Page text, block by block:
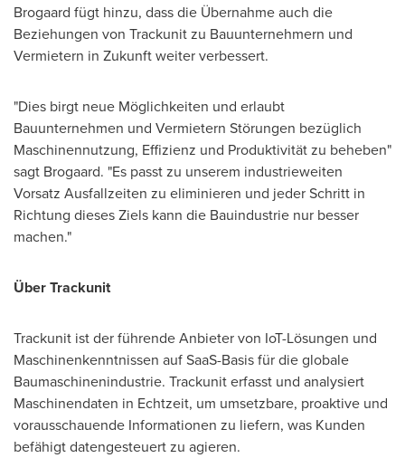
Brogaard fügt hinzu, dass die Übernahme auch die
Beziehungen von Trackunit zu Bauunternehmern und
Vermietern in Zukunft weiter verbessert.
"Dies birgt neue Möglichkeiten und erlaubt
Bauunternehmen und Vermietern Störungen bezüglich
Maschinennutzung, Effizienz und Produktivität zu beheben"
sagt Brogaard. "Es passt zu unserem industrieweiten
Vorsatz Ausfallzeiten zu eliminieren und jeder Schritt in
Richtung dieses Ziels kann die Bauindustrie nur besser
machen."
Über Trackunit
Trackunit ist der führende Anbieter von IoT-Lösungen und
Maschinenkenntnissen auf SaaS-Basis für die globale
Baumaschinenindustrie. Trackunit erfasst und analysiert
Maschinendaten in Echtzeit, um umsetzbare, proaktive und
vorausschauende Informationen zu liefern, was Kunden
befähigt datengesteuert zu agieren.